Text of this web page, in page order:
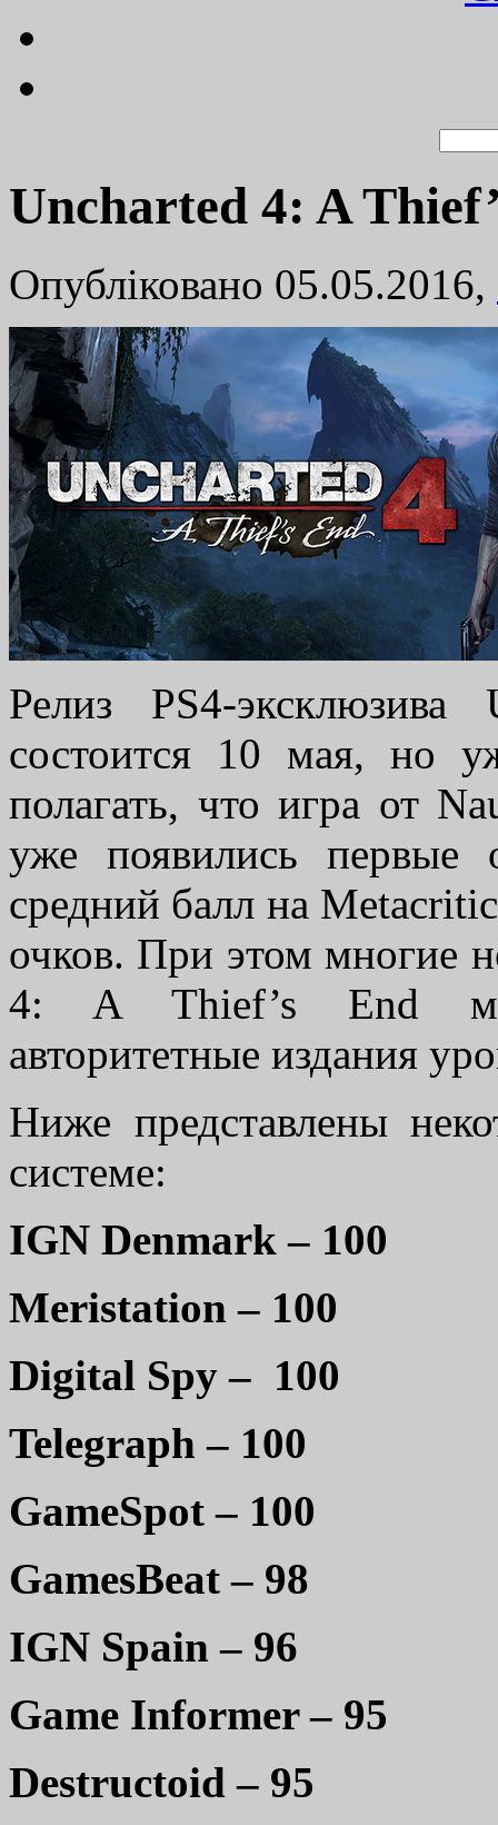
Uncharted 4: A
Опубліковано 05.05.2016,
Релиз PS4-
состоится 10 мая, но
полагать, что игра от
уже появились первые
средний балл на
очков. При этом многие
4: A Thief’s End
авторитетные издания
Ниже представлены
системе:
IGN Denmark – 100
Meristation – 100
Digital Spy – 100
Telegraph – 100
GameSpot – 100
GamesBeat – 98
IGN Spain – 96
Game Informer – 95
Destructoid – 95